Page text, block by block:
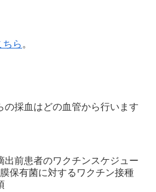
ちら 。
の採血はどの血管から行います
出前患者のワクチンスケジュー
保有菌に対するワクチン接種